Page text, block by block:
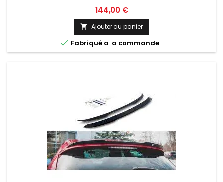
Prix
144,00 €
 Ajouter au panier
 Fabriqué a la commande